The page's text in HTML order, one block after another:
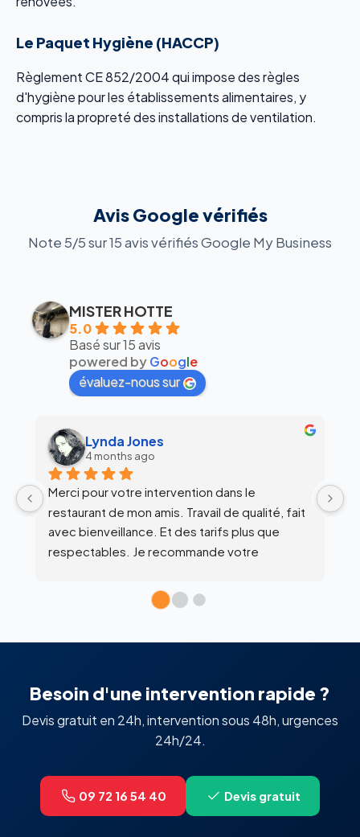
Le Paquet Hygiène (HACCP)
Règlement CE 852/2004 qui impose des règles
d'hygiène pour les établissements alimentaires, y
compris la propreté des installations de ventilation.
Avis Google vérifiés
Note 5/5 sur 15 avis vérifiés Google My Business
MISTER HOTTE
5.0
Basé sur 15 avis
powered byGoogle
évaluez-nous sur
alex siegfried
6 months ago
Équipe super clean !
Besoin d'une intervention rapide ?
Devis gratuit en 24h, intervention sous 48h, urgences
24h/24.
09 72 16 54 40 Devis gratuit